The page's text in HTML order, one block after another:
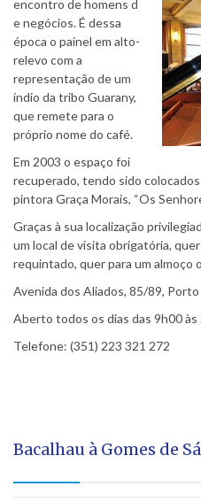
encontro de homens d
e negócios. É dessa
época o painel em alto-
relevo com a
representação de um
índio da tribo Guarany,
que remete para o
próprio nome do café.
Em 2003 o espaço foi
recuperado, tendo sido
pintora Graça Morais, “Os
Graças à sua localização
um local de visita obrigatória,
requintado, quer para um almoço
Avenida dos Aliados, 85/89, Porto
Aberto todos os dias das 9h00 às
Telefone: (351) 223 321 272
Bacalhau à Gomes de Sá